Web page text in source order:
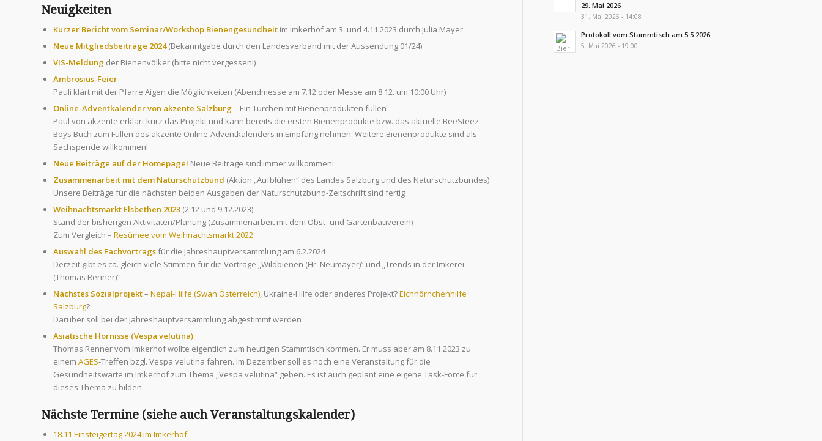
Neuigkeiten
Kurzer Bericht vom Seminar/Workshop Bienengesundheit im Imkerhof am 3. und 4.11.2023 durch Julia Mayer
Neue Mitgliedsbeiträge 2024(Bekanntgabe durch den Landesverband mit der Aussendung 01/24)
VIS-Meldung der Bienenvölker (bitte nicht vergessen!)
Ambrosius-Feier
Pauli klärt mit der Pfarre Aigen die Möglichkeiten (Abendmesse am 7.12 oder Messe am 8.12. um 10:00 Uhr)
Online-Adventkalender von akzente Salzburg– Ein Türchen mit Bienenprodukten füllen
Paul von akzente erklärt kurz das Projekt und kann bereits die ersten Bienenprodukte bzw. das aktuelle BeeSteez-
Boys Buch zum Füllen des akzente Online-Adventkalenders in Empfang nehmen. Weitere Bienenprodukte sind als
Sachspende willkommen!
Neue Beiträge auf der Homepage! Neue Beiträge sind immer willkommen!
Zusammenarbeit mit dem Naturschutzbund (Aktion „Aufblühen“ des Landes Salzburg und des Naturschutzbundes)
Unsere Beiträge für die nächsten beiden Ausgaben der Naturschutzbund-Zeitschrift sind fertig
Weihnachtsmarkt Elsbethen 2023 (2.12 und 9.12.2023)
Stand der bisherigen Aktivitäten/Planung (Zusammenarbeit mit dem Obst- und Gartenbauverein)
Zum Vergleich – Resümee vom Weihnachtsmarkt 2022
Auswahl des Fachvortragsfür die Jahreshauptversammlung am 6.2.2024
Derzeit gibt es ca. gleich viele Stimmen für die Vorträge „Wildbienen (Hr. Neumayer)“ und „Trends in der Imkerei
(Thomas Renner)“
Nächstes Sozialprojekt– Nepal-Hilfe (Swan Österreich), Ukraine-Hilfe oder anderes Projekt?Eichhörnchenhilfe
Salzburg?
Darüber soll bei der Jahreshauptversammlung abgestimmt werden
Asiatische Hornisse (Vespa velutina)
Thomas Renner vom Imkerhof wollte eigentlich zum heutigen Stammtisch kommen. Er muss aber am 8.11.2023 zu
einem AGES-Treffen bzgl. Vespa velutina fahren. Im Dezember soll es noch eine Veranstaltung für die
Gesundheitswarte im Imkerhof zum Thema „Vespa velutina“ geben. Es ist auch geplant eine eigene Task-Force für
dieses Thema zu bilden.
Nächste Termine (siehe auchVeranstaltungskalender)
18.11 Einsteigertag 2024 im Imkerhof
29. Mai 2026
31. Mai 2026 - 14:08
Protokoll vom Stammtisch am 5.5.2026
5. Mai 2026 - 19:00